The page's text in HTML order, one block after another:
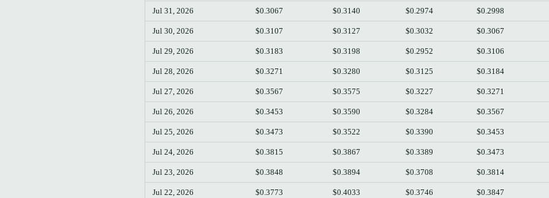
Jul 31, 2026 $0.3067 $0.3140 $0.2974 $0.2998
Jul 30, 2026 $0.3107 $0.3127 $0.3032 $0.3067
Jul 29, 2026 $0.3183 $0.3198 $0.2952 $0.3106
Jul 28, 2026 $0.3271 $0.3280 $0.3125 $0.3184
Jul 27, 2026 $0.3567 $0.3575 $0.3227 $0.3271
Jul 26, 2026 $0.3453 $0.3590 $0.3284 $0.3567
Jul 25, 2026 $0.3473 $0.3522 $0.3390 $0.3453
Jul 24, 2026 $0.3815 $0.3867 $0.3389 $0.3473
Jul 23, 2026 $0.3848 $0.3894 $0.3708 $0.3814
Jul 22, 2026 $0.3773 $0.4033 $0.3746 $0.3847